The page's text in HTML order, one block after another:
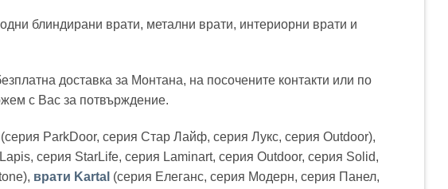
блиндирани врати, метални врати, интериорни врати и
доставка за Монтана, на посочените контакти или по
с Вас за потвърждение.
(серия ParkDoor, серия Стар Лайф, серия Лукс, серия Outdoor),
серия StarLife, серия Laminart, серия Outdoor, серия Solid,
врати Kartal (серия Елеганс, серия Модерн, серия Панел,